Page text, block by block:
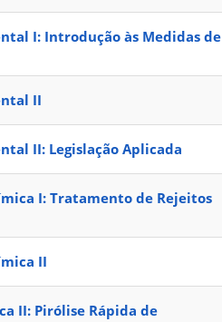
I: Introdução às Medidas de
II
II: Legislação Aplicada
I: Tratamento de Rejeitos
II
II: Pirólise Rápida de